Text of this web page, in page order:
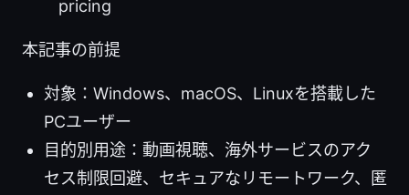
pricing
本記事の前提
対象：Windows、macOS、Linuxを搭載した
PCユーザー
目的別用途：動画視聴、海外サービスのアク
セス制限回避、セキュアなリモートワーク、匿